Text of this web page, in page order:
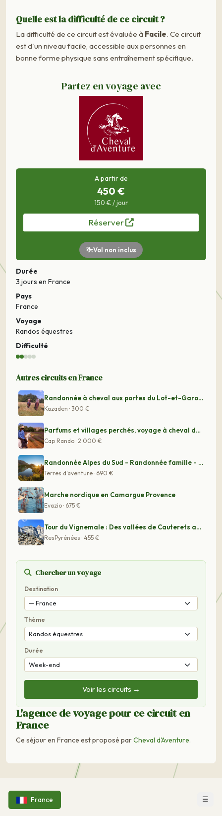
Quelle est la difficulté de ce circuit ?
La difficulté de ce circuit est évaluée à Facile. Ce circuit
est d'un niveau facile, accessible aux personnes en
bonne forme physique sans entraînement spécifique.
Partez en voyage avec
A partir de
450 €
150 € / jour
Réserver
Vol non inclus
Durée
3 jours en France
Pays
France
Voyage
Randos équestres
Difficulté
Autres circuits en France
Randonnée à cheval aux portes du Lot-et-Garonne
Kazaden · 300 €
Parfums et villages perchés, voyage à cheval du Luberon
Cap Rando · 2 000 €
Randonnée Alpes du Sud - Randonnée famille - Randonnée
Terres d'aventure · 690 €
Marche nordique en Camargue Provence
Evazio · 675 €
Tour du Vignemale : Des vallées de Cauterets aux vallé
ResPyrénées · 455 €
Chercher un voyage
Destination
Thème
Durée
Voir les circuits →
L'agence de voyage pour ce circuit en
France
Ce séjour en France est proposé parCheval d'Aventure.
France ☰